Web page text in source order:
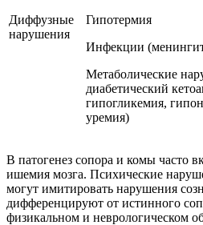
Диффузные
нарушения
Гипотермия
Инфекции
Метаболические
диабетический
гипогликемия,
уремия)
В патогенез сопора и комы часто
ишемия мозга. Психические
могут имитировать нарушения
дифференцируют от истинного
физикальном и неврологическом